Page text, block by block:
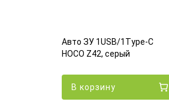
Авто ЗУ 1USB/1Type-C
HOCO Z42, серый
В корзину